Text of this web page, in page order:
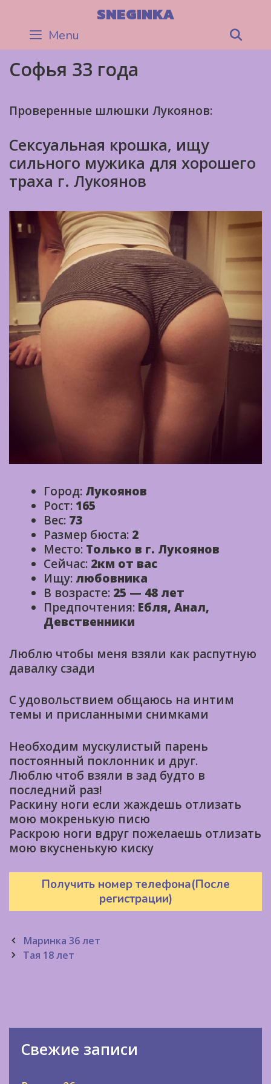
content
SNEGINKA
Menu
Софья 33 года
Проверенные шлюшки Лукоянов:
Сексуальная крошка, ищу
сильного мужика для хорошего
траха г. Лукоянов
Город: Лукоянов
Рост: 165
Вес: 73
Размер бюста: 2
Место: Только в г. Лукоянов
Сейчас: 2км от вас
Ищу: любовника
В возрасте: 25 — 48 лет
Предпочтения: Ебля, Анал,
Девственники
Люблю чтобы меня взяли как распутную
давалку сзади
С удовольствием общаюсь на интим
темы и приcланными снимками
Необходим мускулистый парень
постоянный поклонник и друг.
Люблю чтоб взяли в зад будто в
последний раз!
Раскину ноги если жаждешь отлизать
мою мокренькую писю
Раскрою ноги вдруг пожелаешь отлизать
мою вкусненькую киску
Получить номер телефона(После
регистрации)
Post
navigation
Маринка 36 лет
Тая 18 лет
Свежие записи